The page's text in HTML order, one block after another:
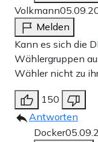
Volkmann
Melden
Kann es sich die
Wählergruppen
Wähler nicht zu
150
Antworten
Docker